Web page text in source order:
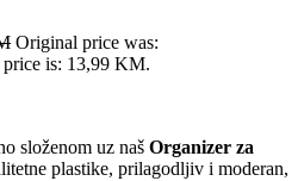
Original price was:
price is: 13,99 KM.
složenom uz naš Organizer za
plastike, prilagodljiv i moderan,